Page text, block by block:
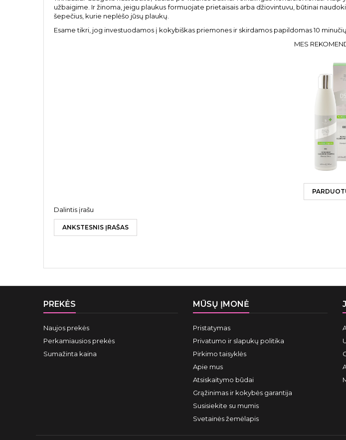
užbaigime. Ir žinoma, jeigu plaukus formuojate prietaisais arba džiovintuvu, būtinai
šepečius, kurie neplėšo jūsų plaukų.
Esame tikri, jog investuodamos į kokybiškas priemones ir skirdamos papildomas 10
MES
Dalintis įrašu
ANKSTESNIS ĮRAŠAS
PREKĖS
Naujos prekės
Perkamiausios prekės
Sumažinta kaina
MŪSŲ ĮMONĖ
Pristatymas
Privatumo ir slapukų politika
Pirkimo taisyklės
Apie mus
Atsiskaitymo būdai
Grąžinimas ir kokybės garantija
Susisiekite su mumis
Svetainės žemėlapis